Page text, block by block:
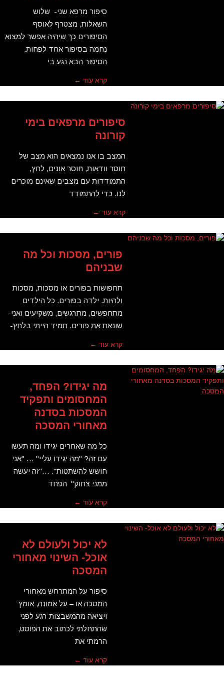
סיפור מרפא שני- שלוש
השאלות, מצטרף לאוסף
הסיפורים כך שיהיה אפשר למצוא
נחמה בסיפור אחד לפחות.
הסיפור הבא נגע בי
קרא עוד ←
סיפורים מרפאים בימי
קורונה
המצב בו אנו נמצאים הוא מצב של
חוסר וודאות, חוסר אונים, לחץ,
התמודדות עם מצבים שאינם מוכרים
לנו. כדי להתמודד
קרא עוד ←
פורים, מסכות וכל מה
שבניהם
תחפושות בפורים או מסכות, מסכות
ולהיות. ילדה בפורים. כל הילדים
מתחפשים, מתרגשים, משקיעים ואני-
שונאת את פורים. תמיד הייתי בלחץ-
קרא עוד ←
מה יגידו? הפחד,
המחסומים ותפקיד
המסכות בסדנה
מאחורי המסכה
כל מה שאחרים יגידו ומה תעשו
עם זה? "מה יגידו עליי" … "אני
חושש להשתטות". …"זה יעשה
ממני צחוק" הפחד
קרא עוד ←
לא יכול ולעולם לא
אוכל- השינוי מאחורי
המסכה
סיפור על המתרחש מאחורי
המסכה או – על אמונה, אומץ
ויציאה מהמשבצות רגע לפני
שהתחלתי לכתוב את הפוסט,
הרמתי את
קרא עוד ←